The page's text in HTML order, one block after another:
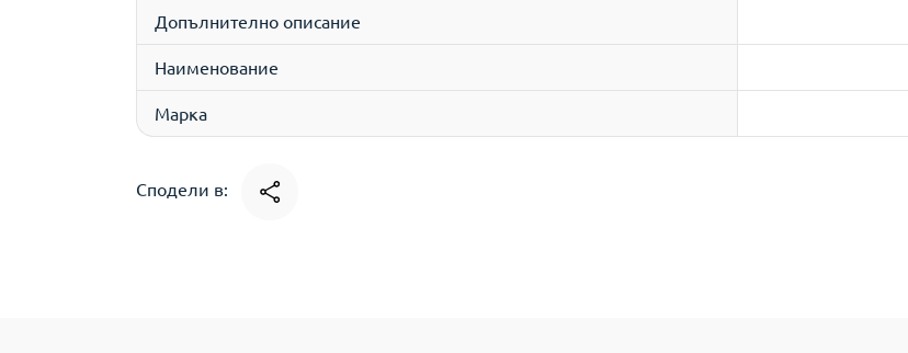
Допълнително описание
Наименование
Марка
Сподели в: